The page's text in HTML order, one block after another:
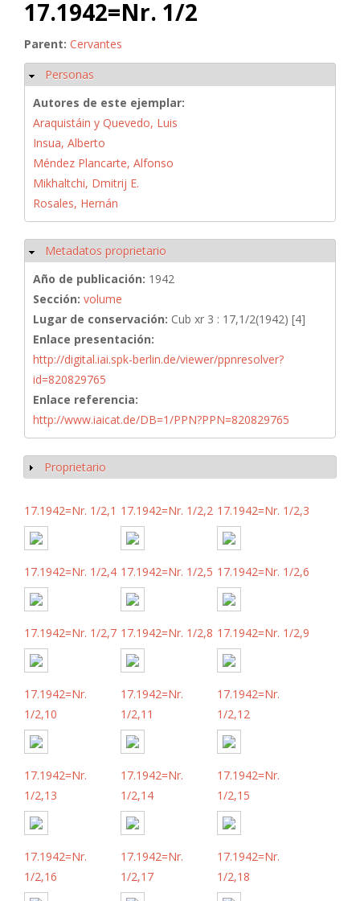
17.1942=Nr. 1/2
Parent: Cervantes
Ocultar
Personas
Autores de este ejemplar:
Araquistáin y Quevedo, Luis
Insua, Alberto
Méndez Plancarte, Alfonso
Mikhaltchi, Dmitrij E.
Rosales, Hernán
Ocultar
Metadatos proprietario
Año de publicación: 1942
Sección: volume
Lugar de conservación: Cub xr 3 : 17,1/2(1942) [4]
Enlace presentación:
http://digital.iai.spk-berlin.de/viewer/ppnresolver?
id=820829765
Enlace referencia:
http://www.iaicat.de/DB=1/PPN?PPN=820829765
Mostrar
Proprietario
17.1942=Nr. 1/2,1 17.1942=Nr. 1/2,2 17.1942=Nr. 1/2,3
17.1942=Nr. 1/2,4 17.1942=Nr. 1/2,5 17.1942=Nr. 1/2,6
17.1942=Nr. 1/2,7 17.1942=Nr. 1/2,8 17.1942=Nr. 1/2,9
17.1942=Nr.
1/2,10
17.1942=Nr.
1/2,11
17.1942=Nr.
1/2,12
17.1942=Nr.
1/2,13
17.1942=Nr.
1/2,14
17.1942=Nr.
1/2,15
17.1942=Nr.
1/2,16
17.1942=Nr.
1/2,17
17.1942=Nr.
1/2,18